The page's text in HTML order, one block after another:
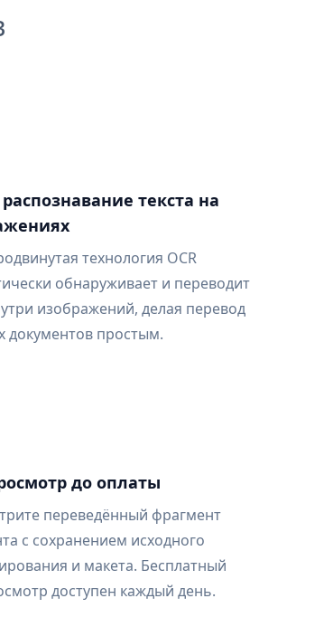
текста на
технология OCR
обнаруживает и переводит
изображений, делая перевод
документов простым.
до оплаты
переведённый фрагмент
с сохранением исходного
и макета. Бесплатный
доступен каждый день.